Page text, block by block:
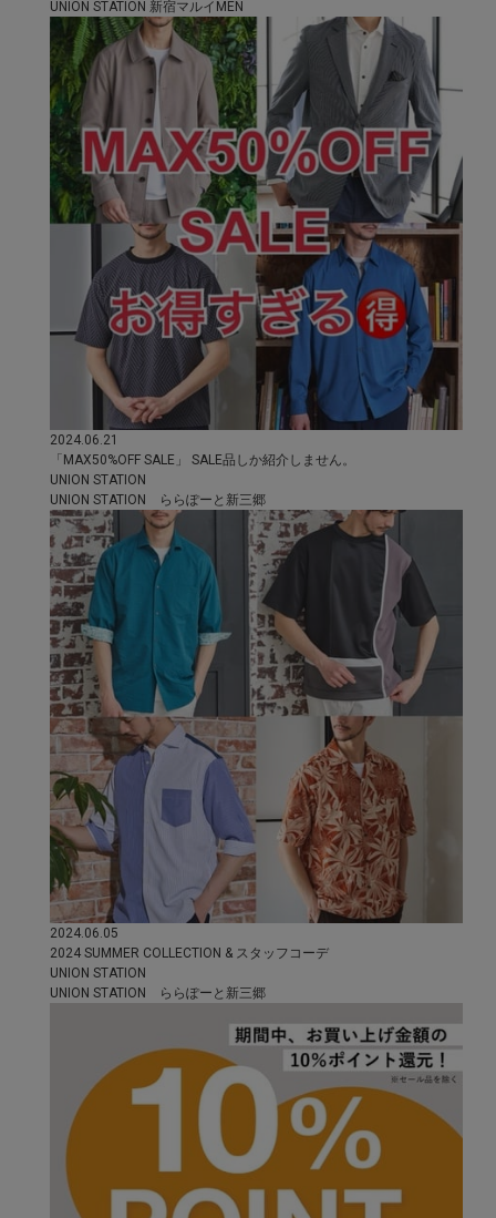
UNION STATION 新宿マルイMEN
2024.06.21
「MAX50%OFF SALE」 SALE品しか紹介しません。
UNION STATION
UNION STATION ららぽーと新三郷
2024.06.05
2024 SUMMER COLLECTION & スタッフコーデ
UNION STATION
UNION STATION ららぽーと新三郷